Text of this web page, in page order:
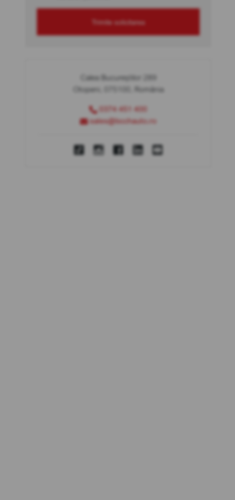
Trimite solicitarea
Calea Bucureștilor 289
Otopeni, 075100, România
0374 451 400
sales@bcchauto.ro